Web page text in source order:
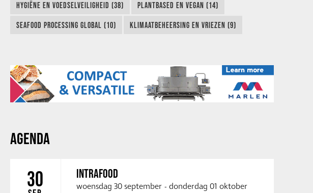
HYGIËNE EN VOEDSELVEILIGHEID (38) PLANTBASED EN VEGAN (14)
SEAFOOD PROCESSING GLOBAL (10) KLIMAATBEHEERSING EN VRIEZEN (9)
AGENDA
30 INTRAFOOD
woensdag 30 september - donderdag 01 oktober